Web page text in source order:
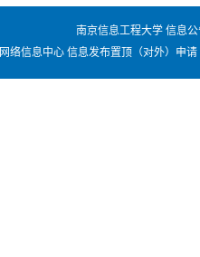
南京信息工程大学 信息
络信息中心 信息发布置顶（对外）